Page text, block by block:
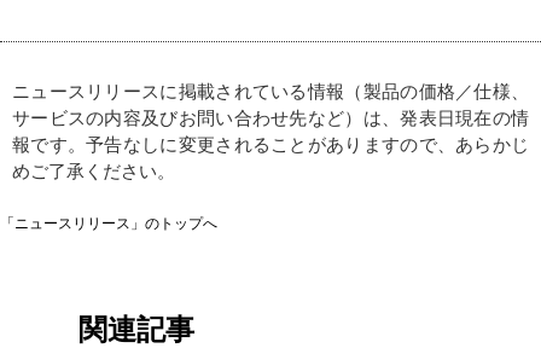
ニュースリリースに掲載されている情報（製品の価格／仕様、
サービスの内容及びお問い合わせ先など）は、発表日現在の情
報です。予告なしに変更されることがありますので、あらかじ
めご了承ください。
「ニュースリリース」のトップへ
関連記事